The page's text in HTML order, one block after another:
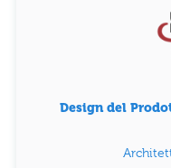
Design del